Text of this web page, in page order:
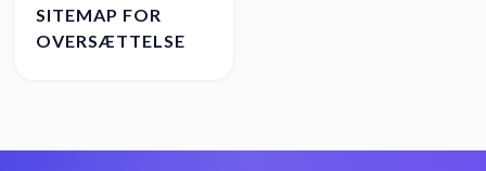
SITEMAP FOR
OVERSÆTTELSE